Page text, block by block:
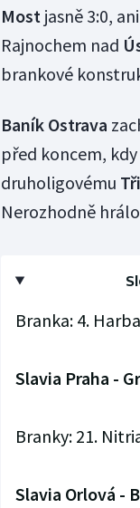
Mostjasně 3:0, ani
Rajnochem nad
brankové
Baník Ostrava
před koncem,
druholigovému
Nerozhodně
Branka: 4.
Slavia Praha -
Branky: 21.
Slavia Orlová -